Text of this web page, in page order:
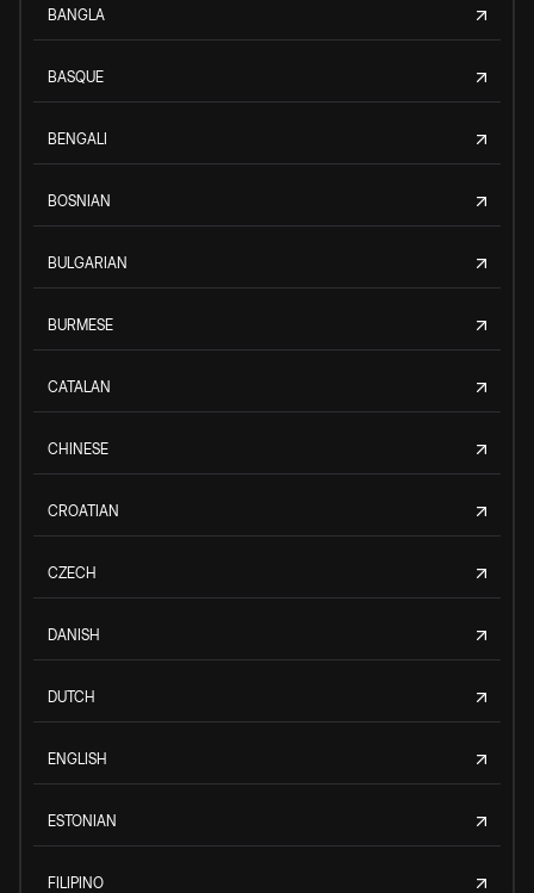
BANGLA
BASQUE
BENGALI
BOSNIAN
BULGARIAN
BURMESE
CATALAN
CHINESE
CROATIAN
CZECH
DANISH
DUTCH
ENGLISH
ESTONIAN
FILIPINO